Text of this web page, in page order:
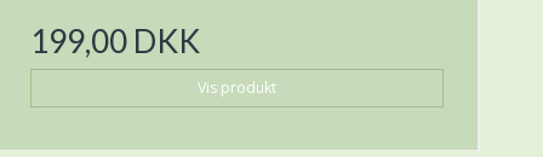
199,00 DKK
Vis produkt